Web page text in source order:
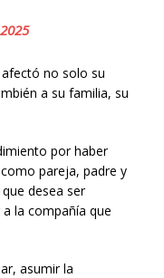
no solo su
a su familia, su
por haber
pareja, padre y
desea ser
la compañía que
asumir la